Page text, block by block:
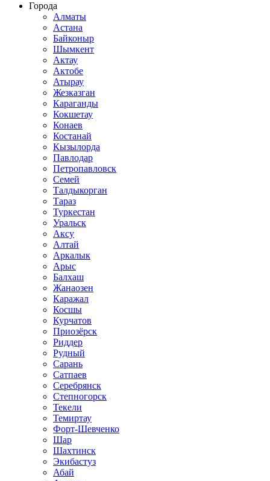
Города
Алматы
Астана
Байконыр
Шымкент
Актау
Актобе
Атырау
Жезказган
Караганды
Кокшетау
Конаев
Костанай
Кызылорда
Павлодар
Петропавловск
Семей
Талдыкорган
Тараз
Туркестан
Уральск
Аксу
Алтай
Аркалык
Арыс
Балхаш
Жанаозен
Каражал
Косшы
Курчатов
Приозёрск
Риддер
Рудный
Сарань
Сатпаев
Серебрянск
Степногорск
Текели
Темиртау
Форт-Шевченко
Шар
Шахтинск
Экибастуз
Абай